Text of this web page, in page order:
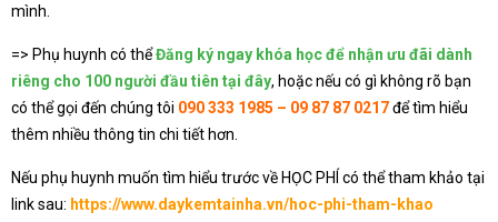
mình.
=> Phụ huynh có thểĐăng ký ngay khóa học để nhận ưu đãi dành
riêng cho 100 người đầu tiên tại đây, hoặc nếu có gì không rõ bạn
có thể gọi đến chúng tôi 090 333 1985 – 09 87 87 0217để tìm hiểu
thêm nhiều thông tin chi tiết hơn.
Nếu phụ huynh muốn tìm hiểu trước về HỌC PHÍ có thể tham khảo tại
link sau: https://www.daykemtainha.vn/hoc-phi-tham-khao